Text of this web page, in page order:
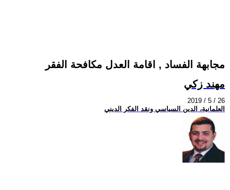
مجابهة الفساد , اقامة العدل مكافحة الفقر
مهند زكي
2019 / 5 / 26
العلمانية، الدين السياسي ونقد الفكر الديني